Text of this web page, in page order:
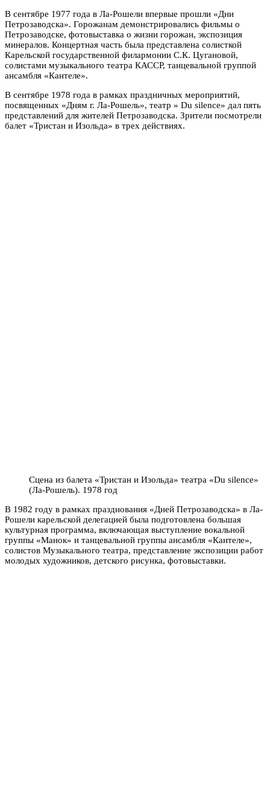
В сентябре 1977 года в Ла-Рошели впервые прошли «Дни
Петрозаводска». Горожанам демонстрировались фильмы о
Петрозаводске, фотовыставка о жизни горожан, экспозиция
минералов. Концертная часть была представлена солисткой
Карельской государственной филармонии С.К. Цугановой,
солистами музыкального театра КАССР, танцевальной группой
ансамбля «Кантеле».
В сентябре 1978 года в рамках праздничных мероприятий,
посвященных «Дням г. Ла-Рошель», театр » Du silence» дал пять
представлений для жителей Петрозаводска. Зрители посмотрели
балет «Тристан и Изольда» в трех действиях.
Сцена из балета «Тристан и Изольда» театра «Du silence»
(Ла-Рошель). 1978 год
В 1982 году в рамках празднования «Дней Петрозаводска» в Ла-
Рошели карельской делегацией была подготовлена большая
культурная программа, включающая выступление вокальной
группы «Манок» и танцевальной группы ансамбля «Кантеле»,
солистов Музыкального театра, представление экспозиции работ
молодых художников, детского рисунка, фотовыставки.